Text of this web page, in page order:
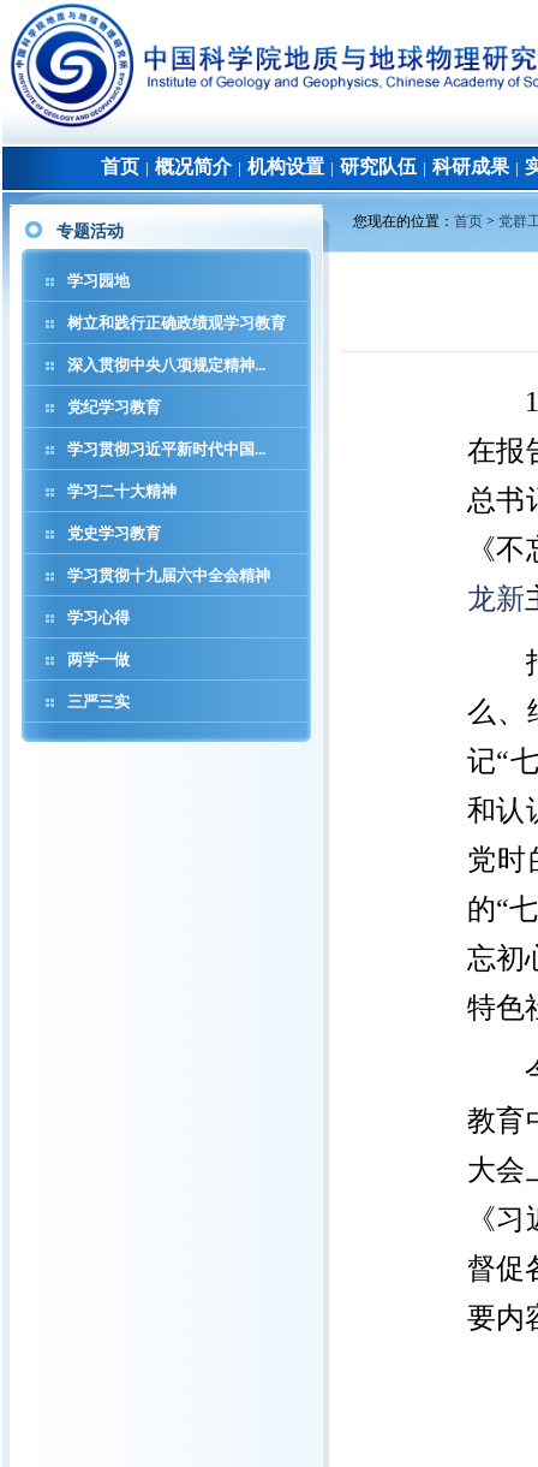
首页 概况简介│ 机构设置 研究队伍 科研成果│
专题活动
学习园地
树立和践行正确政绩观学习教育
深入贯彻中央八项规定精神...
党纪学习教育
学习贯彻习近平新时代中国...
学习二十大精神
党史学习教育
学习贯彻十九届六中全会精神
学习心得
两学一做
三严三实
您现在的位置： 首页 > 党群
在报
总书
《
龙新
报
么、
记“
和认
党时
的“
忘初
特色
教育
大会
《
督促
要内